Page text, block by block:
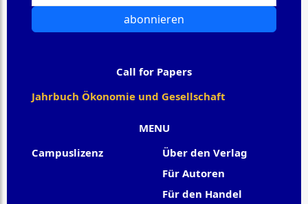
MENU
Campuslizenz
Über den Verlag
Für Autoren
Für den Handel
abonnieren
Call for Papers
Jahrbuch Ökonomie und Gesellschaft